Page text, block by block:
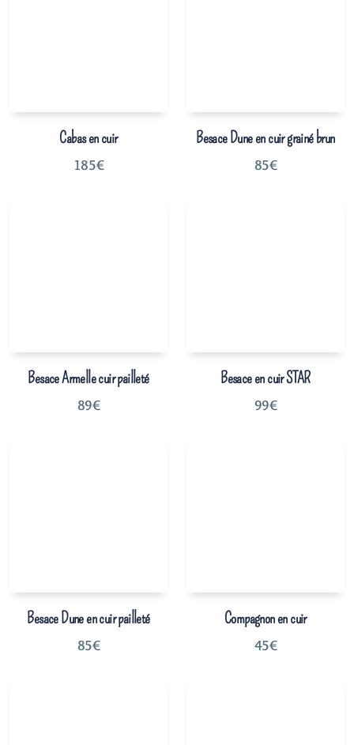
Cabas en cuir
185€
Besace Dune en cuir grainé brun
85€
Besace Armelle cuir pailleté
89€
Besace en cuir STAR
99€
Besace Dune en cuir pailleté
85€
Compagnon en cuir
45€